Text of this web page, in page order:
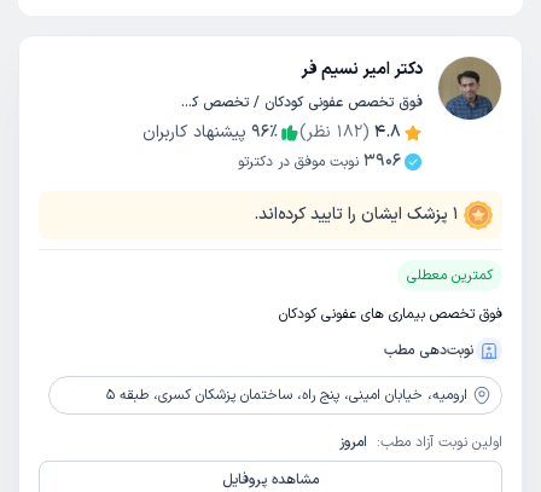
می‌توانید از دکترتو کمک بگیرید.
دکتر امیر نسیم فر
فوق تخصص عفونی کودکان / تخصص کودکان و اطفال
4.8
(
182 نظر) 96٪
پیشنهاد کاربران
3906 نوبت موفق در دکترتو
1 پزشک ایشان را تایید کرده‌اند.
کمترین معطلی
فوق تخصص بیماری های عفونی کودکان
نوبت‌دهی مطب
ارومیه، خیابان امینی، پنج راه، ساختمان پزشکان کسری، طبقه 5
اولین نوبت آزاد مطب: امروز
مشاهده پروفایل